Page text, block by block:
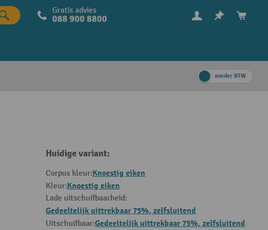
Gratis advies
088 900 8800
zonder BTW
Huidige variant:
Corpus kleur:Knoestig eiken
Kleur:Knoestig eiken
Lade uitschuifbaarheid:
Gedeeltelijk uittrekbaar 75%, zelfsluitend
Uitschuifbaar:Gedeeltelijk uittrekbaar 75%, zelfsluitend